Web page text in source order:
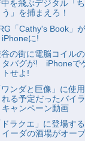
を飛ぶデジタル「ち
う」を捕まえろ！
「Cathy's Book」が
iPhoneに!
の街に電脳コイル
タバグが! iPhoneで
トせよ!
ンダと巨像」に使用
れる予定だったバイ
キャンペーン動画
ラクエ」に登場す
イーダの酒場がオー